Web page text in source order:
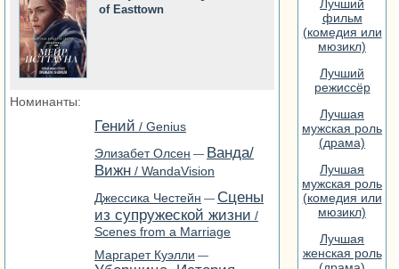
Лучший
фильм
(комедия или
мюзикл)
Лучший
режиссёр
Лучшая
мужская роль
(драма)
Лучшая
мужская роль
(комедия или
мюзикл)
Лучшая
женская роль
of Easttown
Номинанты:
Гений / Genius
Элизабет Олсен — Ванда/
Вижн / WandaVision
Джессика Честейн — Сцены
из супружеской жизни /
Scenes from a Marriage
Маргарет Куэлли —